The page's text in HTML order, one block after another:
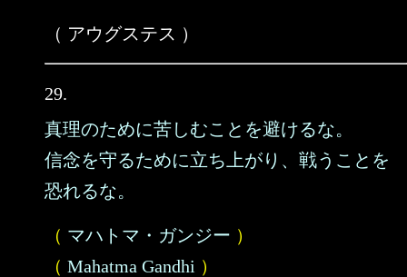
（ アウグステス ）
29.
真理のために苦しむことを避けるな。
信念を守るために立ち上がり、戦うことを
恐れるな。
（ マハトマ・ガンジー ）
（ Mahatma Gandhi ）